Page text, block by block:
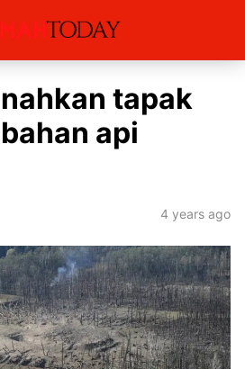
tapak
api
4 years ago